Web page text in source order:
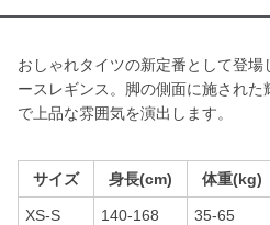
おしゃれタイツの新定番として登場
ースレギンス。脚の側面に施され
で上品な雰囲気を演出します。
サイズ 身長(cm) 体重(kg)
XS-S 140-168 35-65